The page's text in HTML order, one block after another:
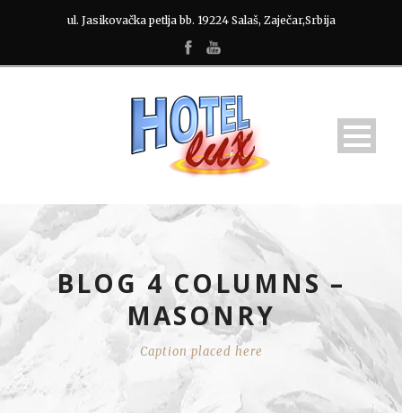
ul. Jasikovačka petlja bb. 19224 Salaš, Zaječar,Srbija
BLOG 4 COLUMNS –
MASONRY
Caption placed here